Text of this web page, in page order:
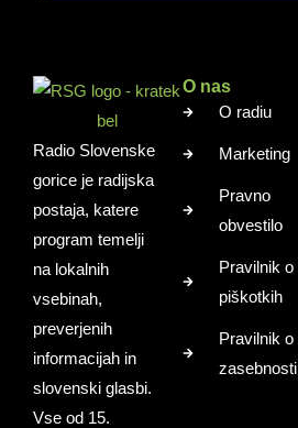
Radio Slovenske
gorice je radijska
postaja, katere
program temelji
na lokalnih
vsebinah,
preverjenih
informacijah in
slovenski glasbi.
Vse od 15.
O nas
O radiu
Marketing
Pravno
obvestilo
Pravilnik o
piškotkih
Pravilnik o
zasebnosti